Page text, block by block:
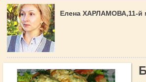
Елена ХАРЛАМОВА,11-й